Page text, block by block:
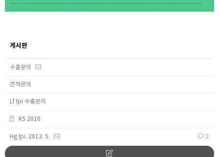
게시판
수출문의
견적문의
Lf lpi 수출문의
K5 2010
Hg lpi. 2013. 5. 2